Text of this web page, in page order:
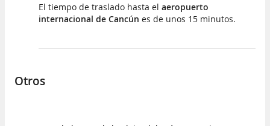
El tiempo de traslado hasta el aeropuerto
internacional de Cancún es de unos 15 minutos.
Otros